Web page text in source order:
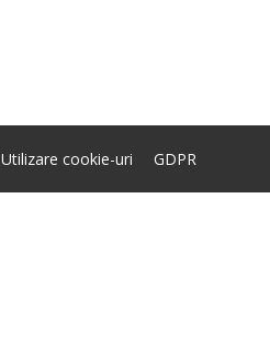
Utilizare cookie-uri GDPR